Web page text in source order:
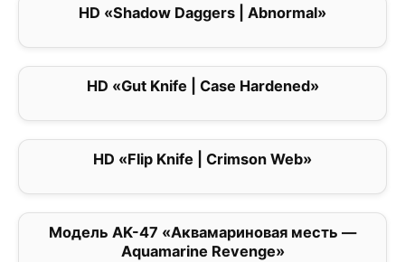
HD «Shadow Daggers | Abnormal»
HD «Gut Knife | Case Hardened»
HD «Flip Knife | Crimson Web»
Модель AK-47 «Аквамариновая месть —
Aquamarine Revenge»